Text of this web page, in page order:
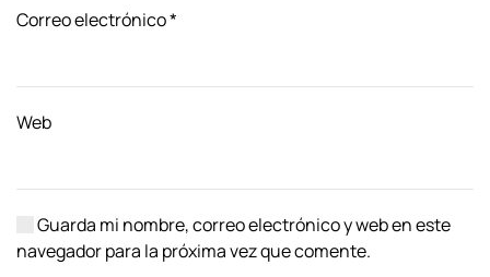
Correo electrónico*
Web
Guarda mi nombre, correo electrónico y web en este
navegador para la próxima vez que comente.